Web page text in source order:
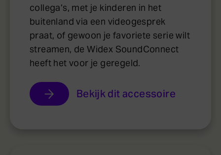
collega’s, met je kinderen in het
buitenland via een videogesprek
praat, of gewoon je favoriete serie wilt
streamen, de Widex SoundConnect
heeft het voor je geregeld.
Bekijk dit accessoire